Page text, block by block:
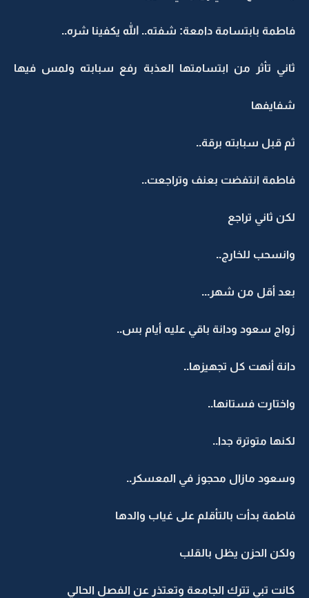
فاطمة بابتسامة دامعة: شفته.. الله يكفينا شره..
ثاني تأثر من ابتسامتها العذبة رفع سبابته ولمس فيها
شفايفها
ثم قبل سبابته برقة..
فاطمة انتفضت بعنف وتراجعت..
لكن ثاني تراجع
وانسحب للخارج..
بعد أقل من شهر...
زواج سعود ودانة باقي عليه أيام بس..
دانة أنهت كل تجهيزها..
واختارت فستانها..
لكنها متوترة جدا..
وسعود مازال محجوز في المعسكر..
فاطمة بدأت بالتأقلم على غياب والدها
ولكن الحزن يظل بالقلب
كانت تبي تترك الجامعة وتعتذر عن الفصل الحالي